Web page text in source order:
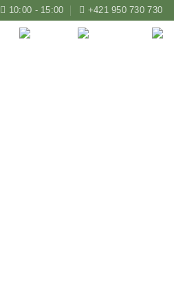
10:00 - 15:00 +421 950 730 730